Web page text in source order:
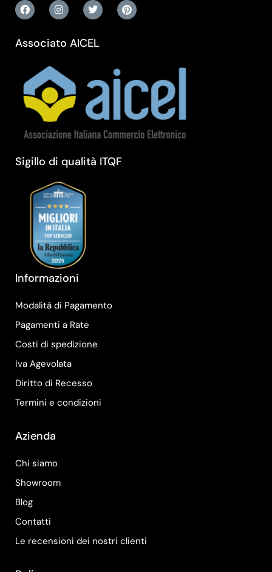
Associato AICEL
Sigillo di qualità ITQF
Informazioni
Modalità di Pagamento
Pagamenti a Rate
Costi di spedizione
Iva Agevolata
Diritto di Recesso
Termini e condizioni
Azienda
Chi siamo
Showroom
Blog
Contatti
Le recensioni dei nostri clienti